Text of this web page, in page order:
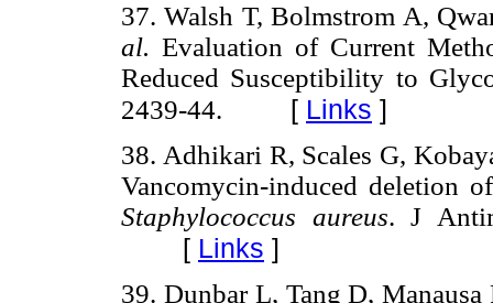
37. Walsh T, Bolmstrom A,
al. Evaluation of Current
Reduced Susceptibility to
2439-44.
[ Links ]
38. Adhikari R, Scales G,
Vancomycin-induced deletion
Staphylococcus aureus. J
[ Links ]
39. Dunbar L, Tang D,